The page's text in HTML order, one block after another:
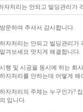
자처리는 안되고 빌딩관리가
방문하여 주셔서 감사합니다.
하자처리는 안되고 빌딩관리가
맡겨보세요 멋지게 해결합니다.
시행 및 시공을 동시에 하는 회
하자처리를 안하는데 어떻게 해
하자처리의 주체는 누구인가?
의 입니다.